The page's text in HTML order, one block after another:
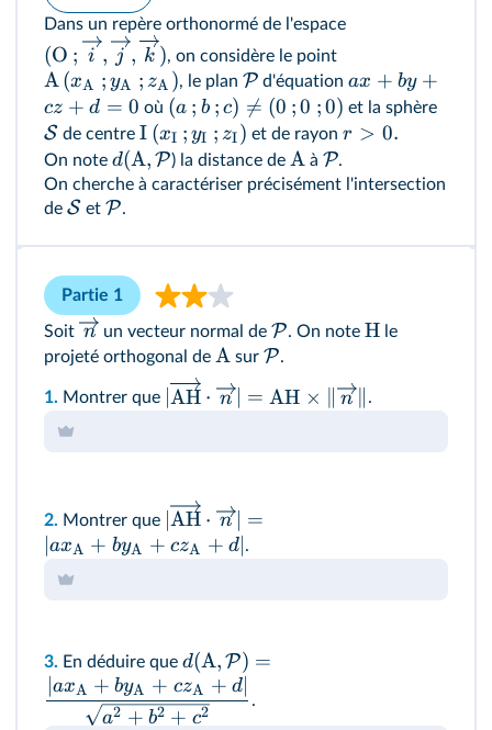
Dans un repère orthonormé de l'espace
(O ; i , j , k ), on considère le point
A(xA ; yA ; zA ), le plan P d'équationax + by +
cz + d = 0 où (a ; b ; c) 
= (0 ; 0 ;0) et la sphère
S de centre I (xI ; yI ; zI) et de rayonr > 0.
On note d(A, P) la distance de A à P.
On cherche à caractériser précisément l'intersection
de S etP.
Partie 1
Soit n un vecteur normal de P. On note Hle
projeté orthogonal de A sur P.
1. Montrer que AH ⋅ n∣ = AH × n∥ .
2. Montrer que AH ⋅ n∣ =
axA + byA + czA + d .
3. En déduire que d(A, P) =
a2 + b2 + c2
axA + byA + czA + d∣
.